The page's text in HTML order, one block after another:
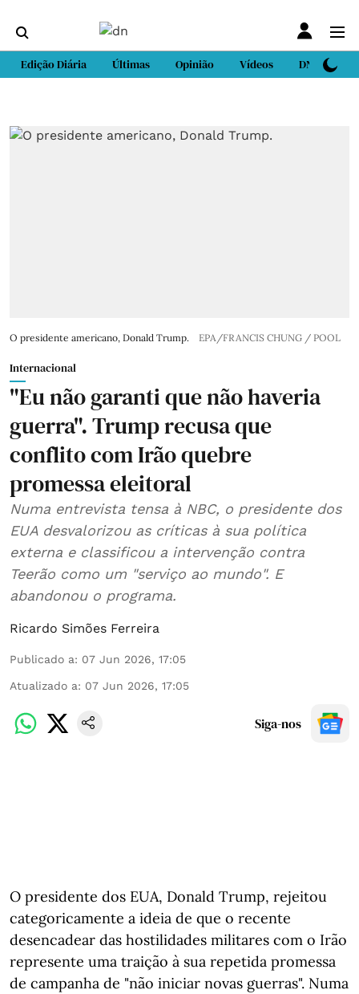
Edição Diária Últimas Opinião Vídeos DN Sport
O presidente americano, Donald Trump. EPA/FRANCIS CHUNG / POOL
Internacional
"Eu não garanti que não haveria
guerra". Trump recusa que
conflito com Irão quebre
promessa eleitoral
Numa entrevista tensa à NBC, o presidente dos
EUA desvalorizou as críticas à sua política
externa e classificou a intervenção contra
Teerão como um "serviço ao mundo". E
abandonou o programa.
Ricardo Simões Ferreira
Publicado a: 07 Jun 2026, 17:05
Atualizado a: 07 Jun 2026, 17:05
Siga-nos
O presidente dos EUA, Donald Trump, rejeitou
categoricamente a ideia de que o recente
desencadear das hostilidades militares com o Irão
represente uma traição à sua repetida promessa
de campanha de "não iniciar novas guerras". Numa